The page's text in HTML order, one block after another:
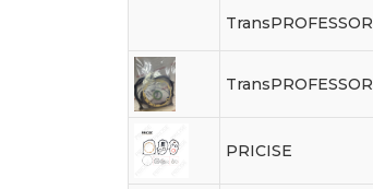
TransPROFESSOR
TransPROFESSOR
PRICISE